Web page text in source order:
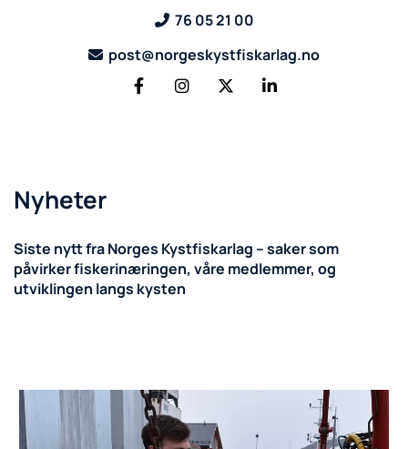
76 05 21 00
 post@norgeskystfiskarlag.no
Nyheter
Siste nytt fra Norges Kystfiskarlag – saker som
påvirker fiskerinæringen, våre medlemmer, og
utviklingen langs kysten